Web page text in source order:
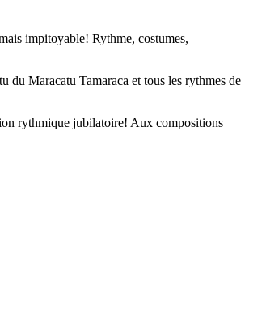
impitoyable! Rythme, costumes,
du Maracatu Tamaraca et tous les rythmes de
rythmique jubilatoire! Aux compositions